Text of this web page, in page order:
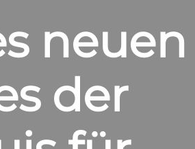
neuen
der